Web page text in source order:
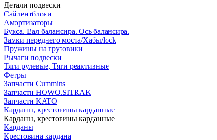
Детали подвески
Cайлентблоки
Амортизаторы
Букса. Вал балансира. Ось балансира.
Замки переднего моста/Хабы/lock
Пружины на грузовики
Рычаги подвески
Тяги рулевые, Тяги реактивные
Фетры
Запчасти Cummins
Запчасти HOWO.SITRAK
Запчасти KATO
Карданы, крестовины карданные
Карданы, крестовины карданные
Карданы
Крестовина кардана